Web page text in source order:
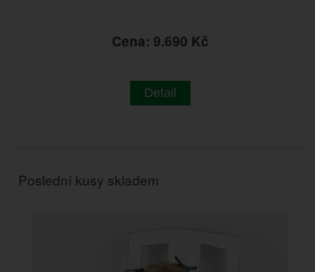
Cena: 9.690 Kč
Detail
Poslední kusy skladem